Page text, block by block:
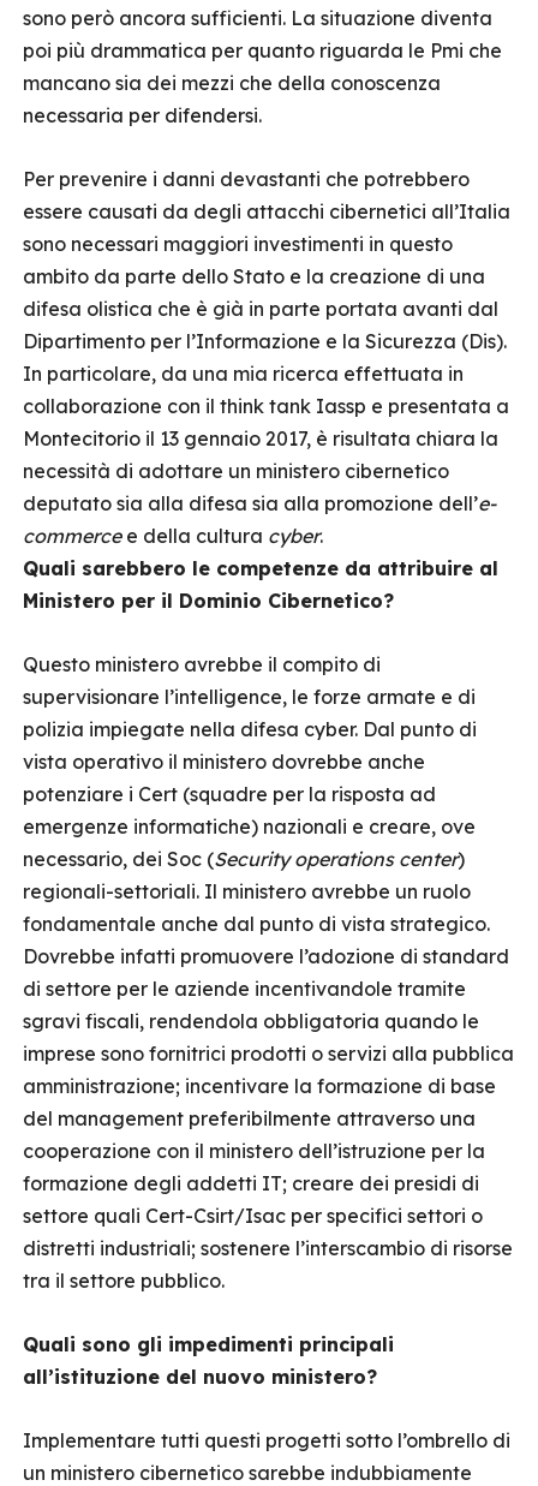
sono però ancora sufficienti. La situazione diventa
poi più drammatica per quanto riguarda le Pmi che
mancano sia dei mezzi che della conoscenza
necessaria per difendersi.
Per prevenire i danni devastanti che potrebbero
essere causati da degli attacchi cibernetici all’Italia
sono necessari maggiori investimenti in questo
ambito da parte dello Stato e la creazione di una
difesa olistica che è già in parte portata avanti dal
Dipartimento per l’Informazione e la Sicurezza (Dis).
In particolare, da una mia ricerca effettuata in
collaborazione con il think tank Iassp e presentata a
Montecitorio il 13 gennaio 2017, è risultata chiara la
necessità di adottare un ministero cibernetico
deputato sia alla difesa sia alla promozione dell’e-
commercee della cultura cyber.
Quali sarebbero le competenze da attribuire al
Ministero per il Dominio Cibernetico?
Questo ministero avrebbe il compito di
supervisionare l’intelligence, le forze armate e di
polizia impiegate nella difesa cyber. Dal punto di
vista operativo il ministero dovrebbe anche
potenziare i Cert (squadre per la risposta ad
emergenze informatiche) nazionali e creare, ove
necessario, dei Soc (Security operations center)
regionali-settoriali. Il ministero avrebbe un ruolo
fondamentale anche dal punto di vista strategico.
Dovrebbe infatti promuovere l’adozione di standard
di settore per le aziende incentivandole tramite
sgravi fiscali, rendendola obbligatoria quando le
imprese sono fornitrici prodotti o servizi alla pubblica
amministrazione; incentivare la formazione di base
del management preferibilmente attraverso una
cooperazione con il ministero dell’istruzione per la
formazione degli addetti IT; creare dei presidi di
settore quali Cert-Csirt/Isac per specifici settori o
distretti industriali; sostenere l’interscambio di risorse
tra il settore pubblico.
Quali sono gli impedimenti principali
all’istituzione del nuovo ministero?
Implementare tutti questi progetti sotto l’ombrello di
un ministero cibernetico sarebbe indubbiamente